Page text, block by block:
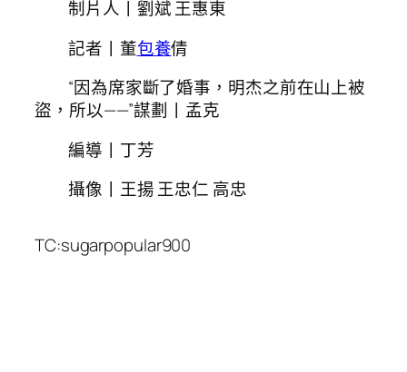
制片人丨劉斌 王惠東
記者丨董包養倩
“因為席家斷了婚事，明杰之前在山上被
盜，所以——”謀劃丨孟克
編導丨丁芳
攝像丨王揚 王忠仁 高忠
TC:sugarpopular900